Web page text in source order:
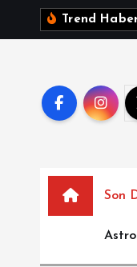
Trend
Son